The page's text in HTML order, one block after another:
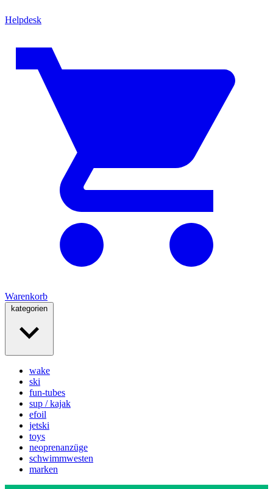
Helpdesk
Warenkorb
kategorien
wake
ski
fun-tubes
sup / kajak
efoil
jetski
toys
neoprenanzüge
schwimmwesten
marken